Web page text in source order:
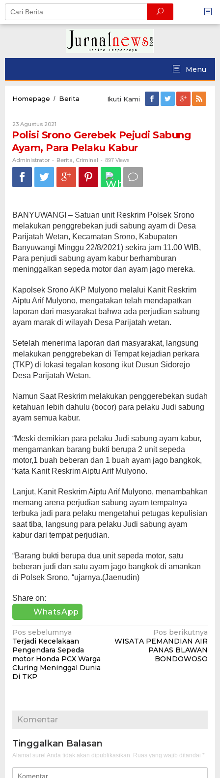
Skip
content
Menu
Homepage / Berita
Sabung
Ayam,
Para
Pelaku
Kabur
Ikuti Kami
23 Agustus 2021
Administrator
Polisi Srono Gerebek Pejudi Sabung
Ayam, Para Pelaku Kabur
Administrator - Berita, Criminal - 897 Views
BANYUWANGI – Satuan unit Reskrim Polsek Srono
melakukan penggrebekan judi sabung ayam di Desa
Parijatah Wetan, Kecamatan Srono, Kabupaten
Banyuwangi Minggu 22/8/2021) sekira jam 11.00 WIB,
Para penjudi sabung ayam kabur berhamburan
meninggalkan sepeda motor dan ayam jago mereka.
Kapolsek Srono AKP Mulyono melalui Kanit Reskrim
Aiptu Arif Mulyono, mengatakan telah mendapatkan
laporan dari masyarakat bahwa ada perjudian sabung
ayam marak di wilayah Desa Parijatah wetan.
Setelah menerima laporan dari masyarakat, langsung
melakukan penggrebekan di Tempat kejadian perkara
(TKP) di lokasi tegalan kosong ikut Dusun Sidorejo
Desa Parijatah Wetan.
Namun Saat Reskrim melakukan penggerebekan sudah
ketahuan lebih dahulu (bocor) para pelaku Judi sabung
ayam semua kabur.
“Meski demikian para pelaku Judi sabung ayam kabur,
mengamankan barang bukti berupa 2 unit sepeda
motor,1 buah beberan dan 1 buah ayam jago bangkok,
“kata Kanit Reskrim Aiptu Arif Mulyono.
Lanjut, Kanit Reskrim Aiptu Arif Mulyono, menambahkan
memang arena perjudian sabung ayam tempatnya
terbuka jadi para pelaku mengetahui petugas kepulisian
saat tiba, langsung para pelaku Judi sabung ayam
kabur dari tempat perjudian.
“Barang bukti berupa dua unit sepeda motor, satu
beberan judi dan satu ayam jago bangkok di amankan
di Polsek Srono, “ujarnya.(Jaenudin)
Share on:
WhatsApp
Navigasi
pos
Pos sebelumnya
Terjadi Kecelakaan
Pengendara Sepeda
motor Honda PCX Warga
Cluring Meninggal Dunia
Di TKP
Pos berikutnya
WISATA PEMANDIAN AIR
PANAS BLAWAN
BONDOWOSO
Komentar
Tinggalkan Balasan
Alamat surel Anda tidak akan dipublikasikan. Ruas yang wajib ditandai *